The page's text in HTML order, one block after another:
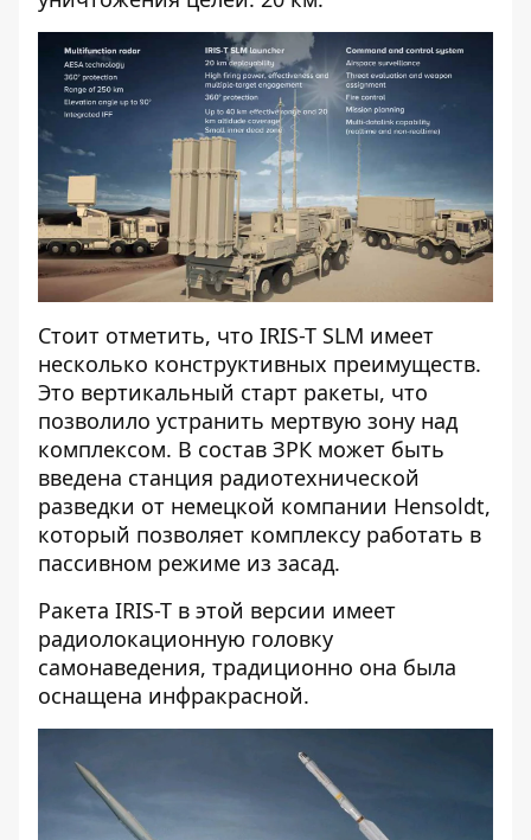
Стоит отметить, что IRIS-T SLM имеет
несколько конструктивных преимуществ.
Это вертикальный старт ракеты, что
позволило устранить мертвую зону над
комплексом. В состав ЗРК может быть
введена станция радиотехнической
разведки от немецкой компании Hensoldt,
который позволяет комплексу работать в
пассивном режиме из засад.
Ракета IRIS-T в этой версии имеет
радиолокационную головку
самонаведения, традиционно она была
оснащена инфракрасной.